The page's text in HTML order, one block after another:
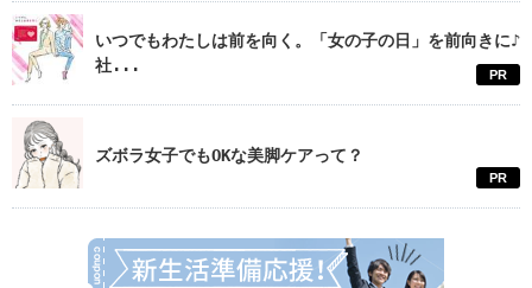
いつでもわたしは前を向く。「女の子の日」を前向きに♪
社...
PR
ズボラ女子でもOKな美脚ケアって？
PR